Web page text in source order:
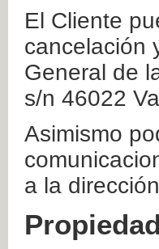
El Cliente
cancelación
General de
s/n 46022
Asimismo
a la